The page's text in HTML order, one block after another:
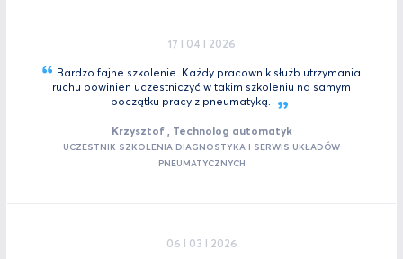
17 I 04 I 2026
Bardzo fajne szkolenie. Każdy pracownik służb utrzymania
ruchu powinien uczestniczyć w takim szkoleniu na samym
początku pracy z pneumatyką.
Krzysztof , Technolog automatyk
UCZESTNIK SZKOLENIA DIAGNOSTYKA I SERWIS UKŁADÓW
PNEUMATYCZNYCH
06 I 03 I 2026